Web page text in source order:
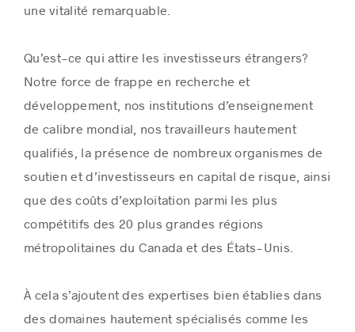
une vitalité remarquable.
Qu’est-ce qui attire les investisseurs étrangers?
Notre force de frappe en recherche et
développement, nos institutions d’enseignement
de calibre mondial, nos travailleurs hautement
qualifiés, la présence de nombreux organismes de
soutien et d’investisseurs en capital de risque, ainsi
que des coûts d’exploitation parmi les plus
compétitifs des 20 plus grandes régions
métropolitaines du Canada et des États-Unis.
À cela s’ajoutent des expertises bien établies dans
des domaines hautement spécialisés comme les